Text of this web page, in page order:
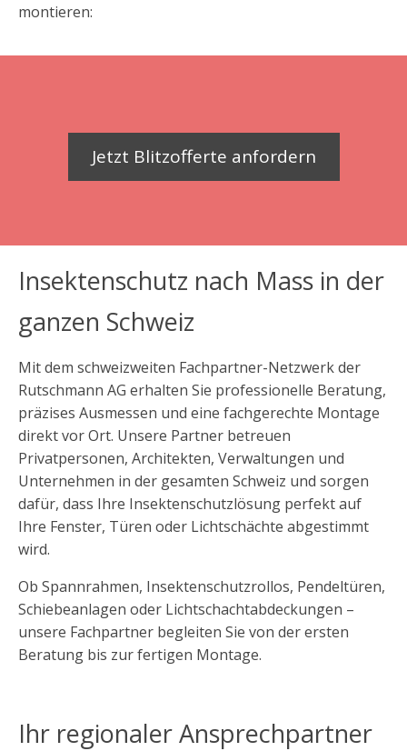
montieren:
Jetzt Blitzofferte anfordern
Insektenschutz nach Mass in der
ganzen Schweiz
Mit dem schweizweiten Fachpartner-Netzwerk der
Rutschmann AG erhalten Sie professionelle Beratung,
präzises Ausmessen und eine fachgerechte Montage
direkt vor Ort. Unsere Partner betreuen
Privatpersonen, Architekten, Verwaltungen und
Unternehmen in der gesamten Schweiz und sorgen
dafür, dass Ihre Insektenschutzlösung perfekt auf
Ihre Fenster, Türen oder Lichtschächte abgestimmt
wird.
Ob Spannrahmen, Insektenschutzrollos, Pendeltüren,
Schiebeanlagen oder Lichtschachtabdeckungen –
unsere Fachpartner begleiten Sie von der ersten
Beratung bis zur fertigen Montage.
Ihr regionaler Ansprechpartner